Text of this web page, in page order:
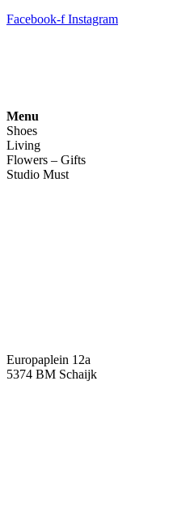
Facebook-f Instagram
Menu
Shoes
Living
Flowers – Gifts
Studio Must
Europaplein 12a
5374 BM Schaijk